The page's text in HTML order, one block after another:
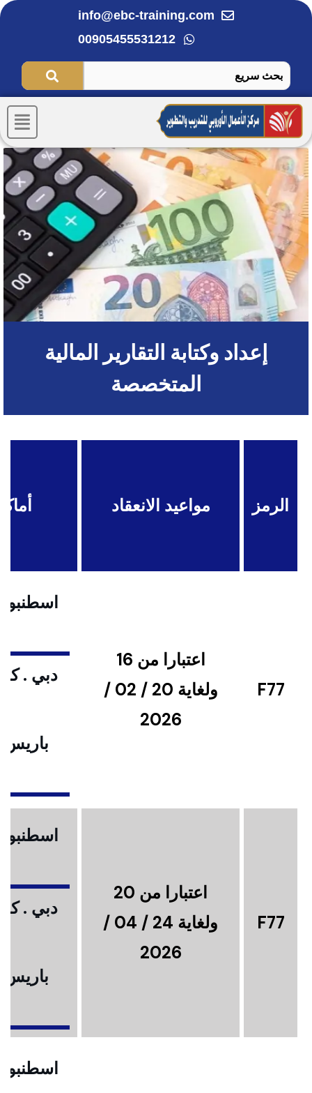
تخطي
info@ebc-training.com
00905455531212
إعداد وكتابة التقارير المالية
المتخصصة
الرمز مواعيد الانعقاد
F77
اعتبارا من 16
ولغاية 20 / 02 /
2026
دبي .
باريس
F77
اعتبارا من 20
ولغاية 24 / 04 /
2026
دبي .
باريس